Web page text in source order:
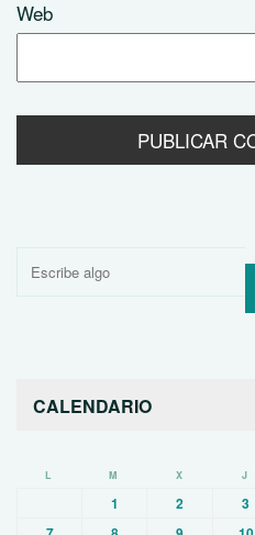
Web
Buscar
CALENDARIO
L M X J
1 2 3